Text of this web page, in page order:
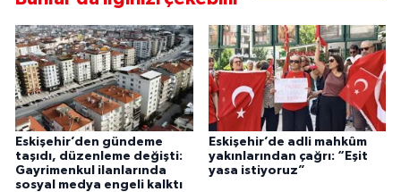
Eskişehir’den gündeme
taşıdı, düzenleme değişti:
Gayrimenkul ilanlarında
sosyal medya engeli kalktı
Eskişehir’de adli mahkûm
yakınlarından çağrı: “Eşit
yasa istiyoruz”